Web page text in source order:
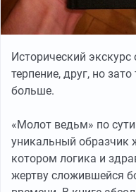
Исторический экскурс
терпение, друг, но
больше.
«Молот ведьм» по
уникальный образчик
котором логика и
жертву сложившейся